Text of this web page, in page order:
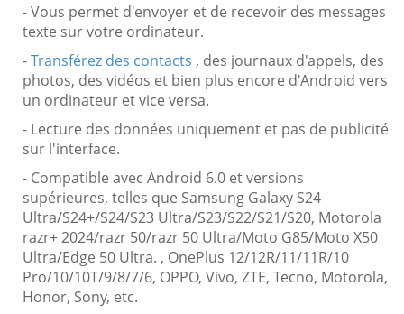
- Vous permet d'envoyer et de recevoir des messages
texte sur votre ordinateur.
-Transférez des contacts , des journaux d'appels, des
photos, des vidéos et bien plus encore d'Android vers
un ordinateur et vice versa.
- Lecture des données uniquement et pas de publicité
sur l'interface.
- Compatible avec Android 6.0 et versions
supérieures, telles que Samsung Galaxy S24
Ultra/S24+/S24/S23 Ultra/S23/S22/S21/S20, Motorola
razr+ 2024/razr 50/razr 50 Ultra/Moto G85/Moto X50
Ultra/Edge 50 Ultra. , OnePlus 12/12R/11/11R/10
Pro/10/10T/9/8/7/6, OPPO, Vivo, ZTE, Tecno, Motorola,
Honor, Sony, etc.